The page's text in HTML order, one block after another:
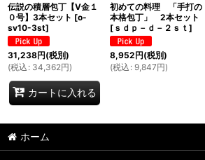
伝説の積層包丁【V金１
０号】3本セット [o-
sv10-3st]
31,238円(税別)
(税込 : 34,362円)
カートに入れる
初めての料理 「手打の
本格包丁」 2本セット
[ｓｄｐ－ｄ－２ｓｔ ]
8,952円(税別)
(税込 : 9,847円)
ホーム